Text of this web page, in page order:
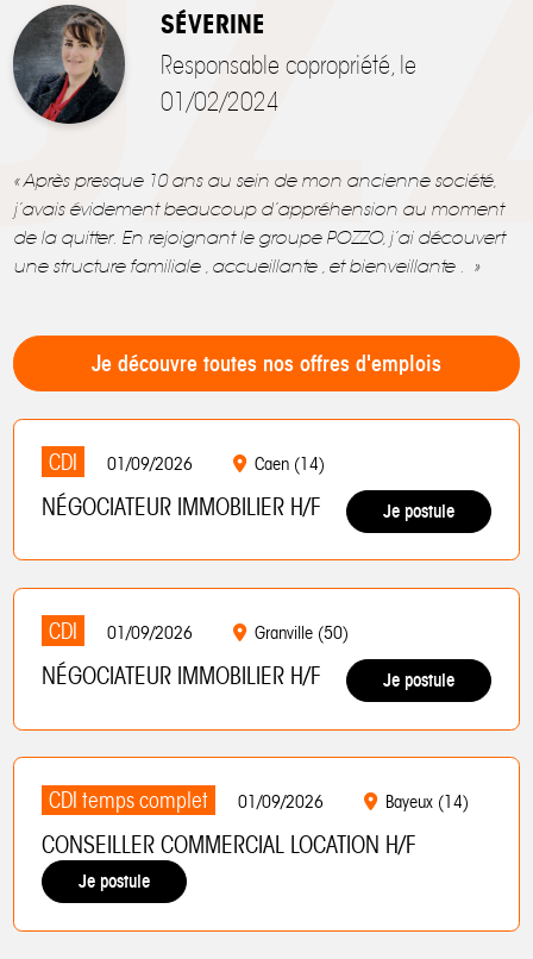
SÉVERINE
Responsable copropriété, le
01/02/2024
«Après presque 10 ans au sein de mon ancienne société,
j’avais évidement beaucoup d’appréhension au moment
de la quitter. En rejoignant le groupe POZZO, j’ai découvert
une structure familiale , accueillante , et bienveillante . »
Je découvre toutes nos offres d'emplois
CDI 01/09/2026 Caen (14)
NÉGOCIATEUR IMMOBILIER H/F Je postule
CDI 01/09/2026 Granville (50)
NÉGOCIATEUR IMMOBILIER H/F Je postule
CDI temps complet 01/09/2026 Bayeux (14)
CONSEILLER COMMERCIAL LOCATION H/F
Je postule